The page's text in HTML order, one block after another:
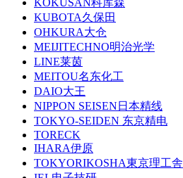
KOKUSAN科库森
KUBOTA久保田
OHKURA大仓
MEIJITECHNO明治光学
LINE莱茵
MEITOU名东化工
DAIO大王
NIPPON SEISEN日本精线
TOKYO-SEIDEN 东京精电
TORECK
IHARA伊原
TOKYORIKOSHA東京理工舎